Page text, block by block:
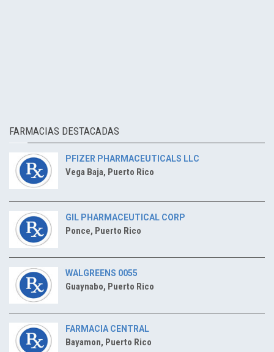
FARMACIAS DESTACADAS
PFIZER PHARMACEUTICALS LLC
Vega Baja, Puerto Rico
GIL PHARMACEUTICAL CORP
Ponce, Puerto Rico
WALGREENS 0055
Guaynabo, Puerto Rico
FARMACIA CENTRAL
Bayamon, Puerto Rico